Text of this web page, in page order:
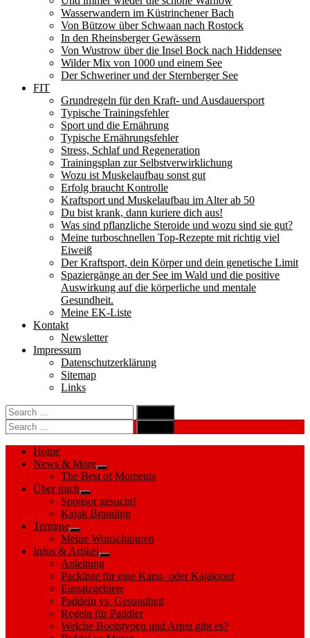
Wasserwandern im Küstrinchener Bach
Von Bützow über Schwaan nach Rostock
In den Rheinsberger Gewässern
Von Wustrow über die Insel Bock nach Hiddensee
Wilder Mix von 1000 und einem See
Der Schweriner und der Sternberger See
FIT
Grundregeln für den Kraft- und Ausdauersport
Typische Trainingsfehler
Sport und die Ernährung
Typische Ernährungsfehler
Stress, Schlaf und Regeneration
Trainingsplan zur Selbstverwirklichung
Wozu ist Muskelaufbau sonst gut
Erfolg braucht Kontrolle
Kraftsport und Muskelaufbau im Alter ab 50
Du bist krank, dann kuriere dich aus!
Was sind pflanzliche Steroide und wozu sind sie gut?
Meine turboschnellen Top-Rezepte mit richtig viel
Eiweiß
Der Kraftsport, dein Körper und dein genetische Limit
Spaziergänge an der See im Wald und die positive
Auswirkung auf die körperliche und mentale
Gesundheit.
Meine EK-Liste
Kontakt
Newsletter
Impressum
Datenschutzerklärung
Sitemap
Links
Search
for:
Search
Search
for:
Search
Home
News & More
Show
sub
The Best of Moments
Über mich
Show
sub
menu
Sponsor gesucht!
Kajak Branding
Termine
Show
sub
menu
Meine Wunschtouren
Infos & Artikel
Show
sub
menu
Anleitung
Packliste für eine Kanu- oder Kajaktour
Einsatzgebiete
Paddeln vs. Gesundheit
Regeln für Paddler
Welche Bootstypen und Arten gibt es?